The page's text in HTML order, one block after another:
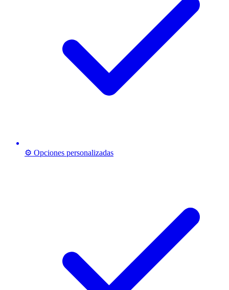
⚙️ Opciones personalizadas